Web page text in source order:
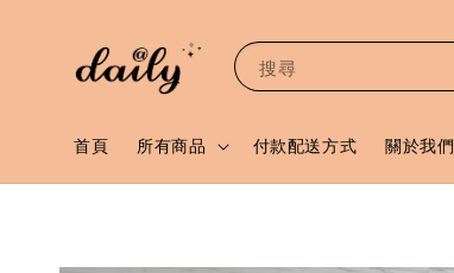
搜尋
首頁 所有商品 付款配送方式 關於我們